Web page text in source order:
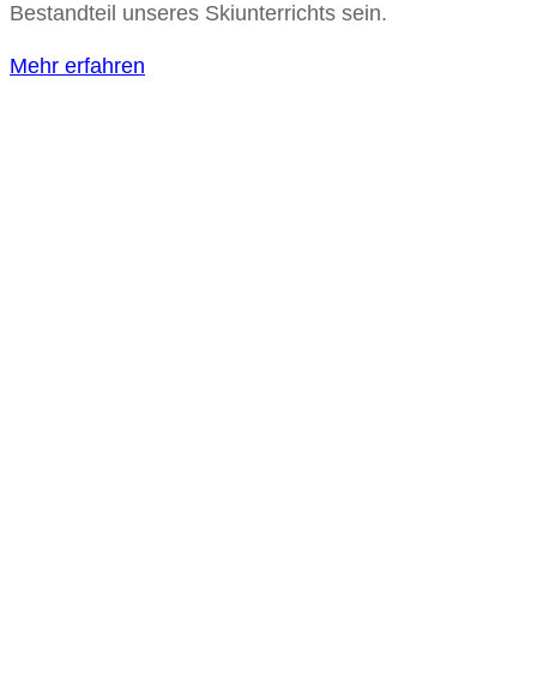
Bestandteil unseres Skiunterrichts sein.
Mehr erfahren